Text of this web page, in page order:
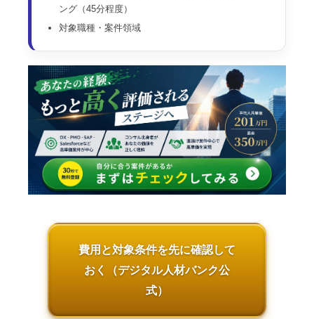
ング（45分程度）
対象職種・案件領域
費用と対象条件を先に確認して
おく（デジタル人材バンク公
式）